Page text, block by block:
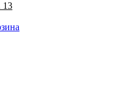
13